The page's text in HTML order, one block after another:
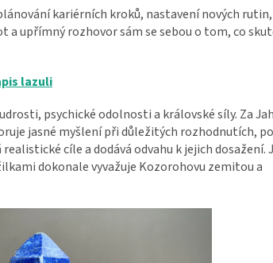
kariérních kroků, nastavení nových
a upřímný rozhovor sám se sebou o tom, co
lazuli
psychické odolnosti a královské síly. Za
jasné myšlení při důležitých rozhodnutích,
cíle a dodává odvahu k jejich dosažení.
dokonale vyvažuje Kozorohovu zemitou a